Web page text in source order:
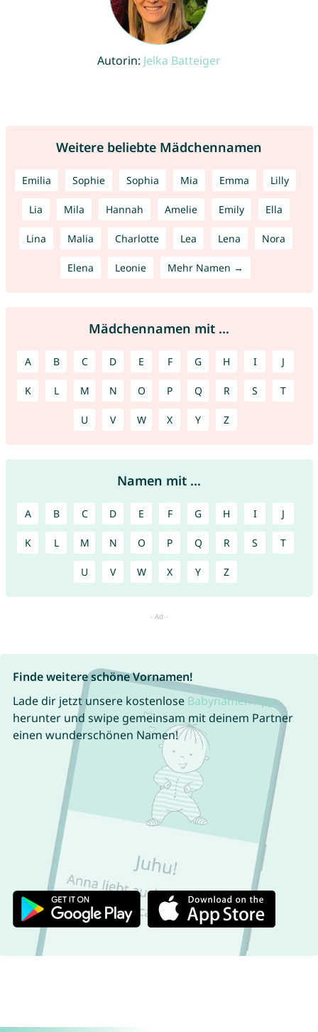
Autorin: Jelka Batteiger
Weitere beliebte Mädchennamen
Emilia Sophie Sophia Mia Emma Lilly
Lia Mila Hannah Amelie Emily Ella
Lina Malia Charlotte Lea Lena Nora
Elena Leonie Mehr Namen →
Mädchennamen mit ...
A B C D E F G H I J
K L M N O P Q R S T
U V W X Y Z
Namen mit ...
A B C D E F G H I J
K L M N O P Q R S T
U V W X Y Z
Finde weitere schöne Vornamen!
Lade dir jetzt unsere kostenlose Babynamen App
herunter und swipe gemeinsam mit deinem Partner
einen wunderschönen Namen!